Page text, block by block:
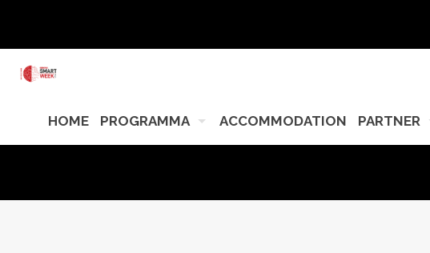
HOME PROGRAMMA ACCOMMODATION PARTNER